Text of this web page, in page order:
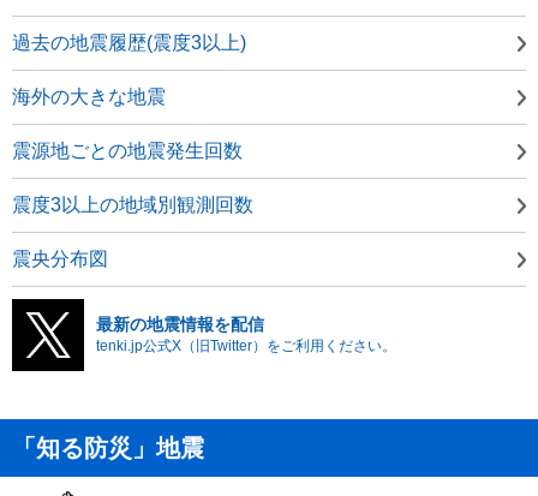
過去の地震履歴(震度3以上)
海外の大きな地震
震源地ごとの地震発生回数
震度3以上の地域別観測回数
震央分布図
最新の地震情報を配信
tenki.jp公式X（旧Twitter）をご利用ください。
「知る防災」地震